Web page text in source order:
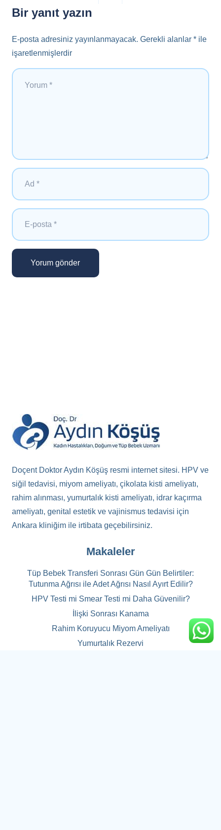
Bir yanıt yazın
E-posta adresiniz yayınlanmayacak. Gerekli alanlar * ile
işaretlenmişlerdir
Yorum gönder
Doçent Doktor Aydın Köşüş resmi internet sitesi. HPV ve
siğil tedavisi, miyom ameliyatı, çikolata kisti ameliyatı,
rahim alınması, yumurtalık kisti ameliyatı, idrar kaçırma
ameliyatı, genital estetik ve vajinismus tedavisi için
Ankara kliniğim ile irtibata geçebilirsiniz.
Makaleler
Tüp Bebek Transferi Sonrası Gün Gün Belirtiler:
Tutunma Ağrısı ile Adet Ağrısı Nasıl Ayırt Edilir?
HPV Testi mi Smear Testi mi Daha Güvenilir?
İlişki Sonrası Kanama
Rahim Koruyucu Miyom Ameliyatı
Yumurtalık Rezervi